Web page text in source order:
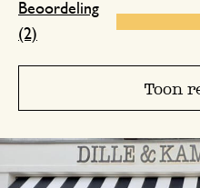
Beoordeling
(2)
Toon